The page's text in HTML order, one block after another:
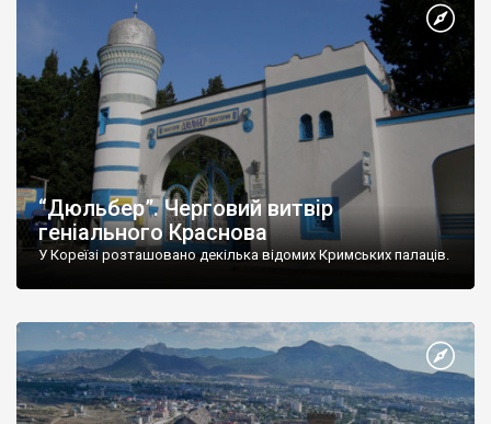
“Дюльбер”. Черговий витвір
геніального Краснова
У Кореїзі розташовано декілька відомих Кримських палаців.